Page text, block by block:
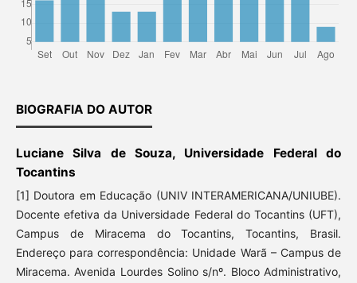
BIOGRAFIA DO AUTOR
Luciane Silva de Souza, Universidade Federal do
Tocantins
[1] Doutora em Educação (UNIV INTERAMERICANA/UNIUBE).
Docente efetiva da Universidade Federal do Tocantins (UFT),
Campus de Miracema do Tocantins, Tocantins, Brasil.
Endereço para correspondência: Unidade Warã – Campus de
Miracema. Avenida Lourdes Solino s/nº. Bloco Administrativo,